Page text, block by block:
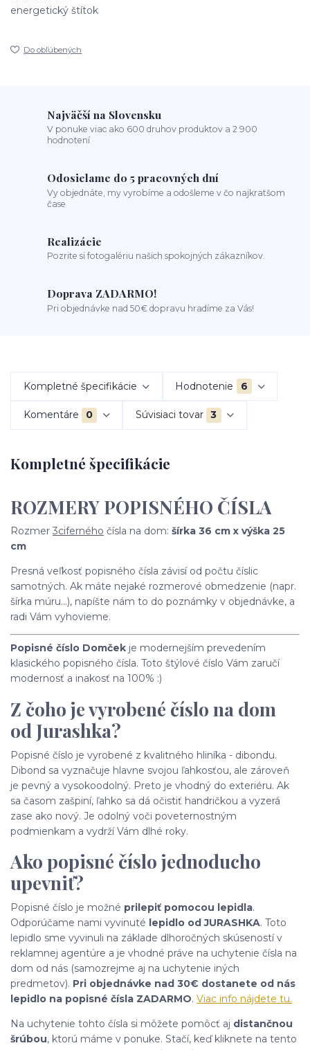
Do obľúbených
Najväčší na Slovensku
V ponuke viac ako 600 druhov produktov a 2 900
hodnotení
Odosielame do 5 pracovných dní
Vy objednáte, my vyrobíme a odošleme v čo najkratšom
čase
Realizácie
Pozrite si fotogalériu našich spokojných zákazníkov.
Doprava ZADARMO!
Pri objednávke nad 50€ dopravu hradíme za Vás!
Kompletné špecifikácie Hodnotenie 6
Komentáre 0 Súvisiaci tovar 3
Kompletné špecifikácie
ROZMERY POPISNÉHO ČÍSLA
Rozmer 3ciferného čísla na dom: šírka 36 cm x výška 25
cm
Presná veľkosť popisného čísla závisí od počtu číslic
samotných. Ak máte nejaké rozmerové obmedzenie (napr.
šírka múru...), napíšte nám to do poznámky v objednávke, a
radi Vám vyhovieme.
Popisné číslo Domček je modernejším prevedením
klasického popisného čísla. Toto štýlové číslo Vám zaručí
modernosť a inakosť na 100% :)
Z čoho je vyrobené číslo na dom
od Jurashka?
Popisné číslo je vyrobené z kvalitného hliníka - dibondu.
Dibond sa vyznačuje hlavne svojou ľahkosťou, ale zároveň
je pevný a vysokoodolný. Preto je vhodný do exteriéru. Ak
sa časom zašpiní, ľahko sa dá očistiť handričkou a vyzerá
zase ako nový. Je odolný voči poveternostným
podmienkam a vydrží Vám dlhé roky.
Ako popisné číslo jednoducho
upevniť?
Popisné číslo je možné prilepiť pomocou lepidla.
Odporúčame nami vyvinuté lepidlo od JURASHKA. Toto
lepidlo sme vyvinuli na základe dlhoročných skúseností v
reklamnej agentúre a je vhodné práve na uchytenie čísla na
dom od nás (samozrejme aj na uchytenie iných
predmetov). Pri objednávke nad 30€ dostanete od nás
lepidlo na popisné čísla ZADARMO. Viac info nájdete tu.
Na uchytenie tohto čísla si môžete pomôcť aj distančnou
šrúbou, ktorú máme v ponuke. Stačí, keď kliknete na tento